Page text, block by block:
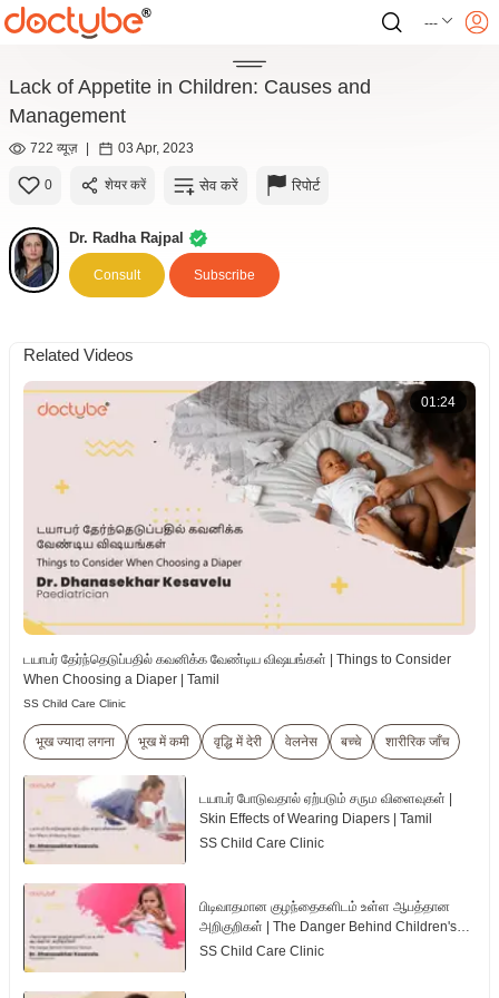
---
Lack of Appetite in Children: Causes and
Management
722 व्यूज़ | 03 Apr, 2023
0 शेयर करें सेव करें रिपोर्ट
Dr. Radha Rajpal
Consult Subscribe
Related Videos
01:24
டயாபர் தேர்ந்தெடுப்பதில் கவனிக்க வேண்டிய விஷயங்கள் | Things to Consider
When Choosing a Diaper | Tamil
SS Child Care Clinic
भूख ज्यादा लगना भूख में कमी वृद्धि में देरी वेलनेस बच्चे शारीरिक जाँच
டயாபர் போடுவதால் ஏற்படும் சரும விளைவுகள் |
Skin Effects of Wearing Diapers | Tamil
SS Child Care Clinic
பிடிவாதமான குழந்தைகளிடம் உள்ள ஆபத்தான
அறிகுறிகள் | The Danger Behind Children's
Tantrum | Tamil
SS Child Care Clinic